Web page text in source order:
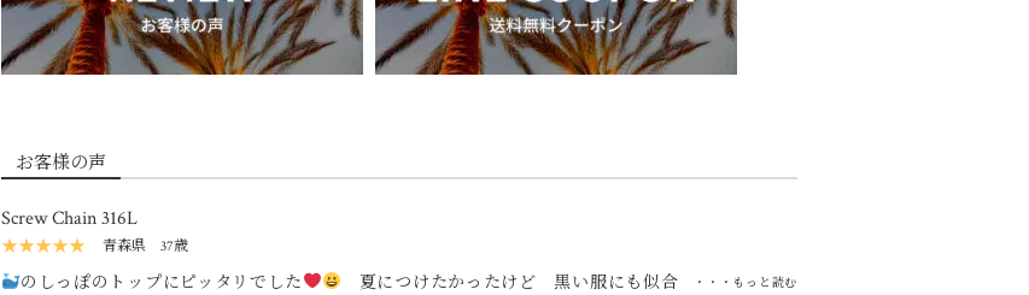
お客様の声
Screw Chain 316L
★★★★★ 青森県 37歳
のしっぽのトップにピッタリでした
夏につけたかったけど 黒い服にも似合
・・・もっと読む